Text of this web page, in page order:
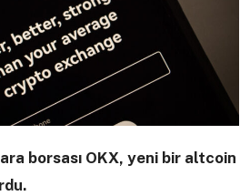
borsası OKX, yeni bir altcoin